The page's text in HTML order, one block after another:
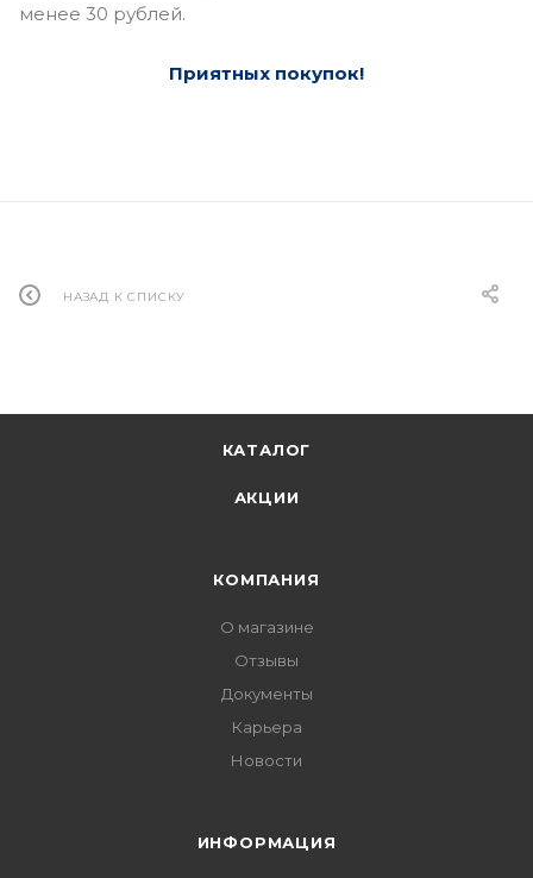
менее 30 рублей.
Приятных покупок!
НАЗАД К СПИСКУ
КАТАЛОГ
АКЦИИ
КОМПАНИЯ
О магазине
Отзывы
Документы
Карьера
Новости
ИНФОРМАЦИЯ